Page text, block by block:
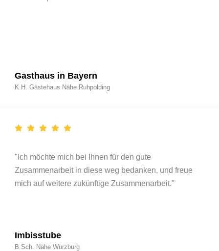
Gasthaus in Bayern
K.H. Gästehaus Nähe Ruhpolding
"Ich möchte mich bei Ihnen für den gute
Zusammenarbeit in diese weg bedanken, und freue
mich auf weitere zukünftige Zusammenarbeit."
Imbisstube
B.Sch. Nähe Würzburg